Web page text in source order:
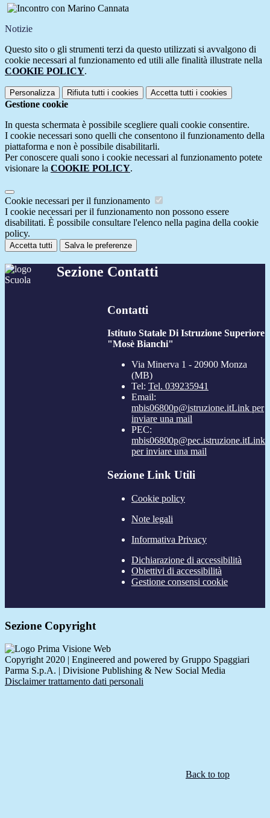
Notizie
Questo sito o gli strumenti terzi da questo utilizzati si avvalgono di
cookie necessari al funzionamento ed utili alle finalità illustrate nella
COOKIE POLICY.
Personalizza Rifiuta tutti i cookies Accetta tutti i cookies
Gestione cookie
In questa schermata è possibile scegliere quali cookie consentire.
I cookie necessari sono quelli che consentono il funzionamento della
piattaforma e non è possibile disabilitarli.
Per conoscere quali sono i cookie necessari al funzionamento potete
visionare la COOKIE POLICY.
Cookie necessari per il funzionamento
I cookie necessari per il funzionamento non possono essere
disabilitati. È possibile consultare l'elenco nella pagina della cookie
policy.
Accetta tutti Salva le preferenze
Sezione Contatti
Contatti
Istituto Statale Di Istruzione Superiore
"Mosè Bianchi"
Via Minerva 1 - 20900 Monza
(MB)
Tel: Tel. 039235941
Email:
mbis06800p@istruzione.itLink per
inviare una mail
PEC:
mbis06800p@pec.istruzione.itLink
per inviare una mail
Sezione Link Utili
Cookie policy
Note legali
Informativa Privacy
Dichiarazione di accessibilità
Obiettivi di accessibilità
Gestione consensi cookie
Sezione Copyright
Copyright 2020 | Engineered and powered by Gruppo Spaggiari
Parma S.p.A. | Divisione Publishing & New Social Media
Disclaimer trattamento dati personali
Back to top